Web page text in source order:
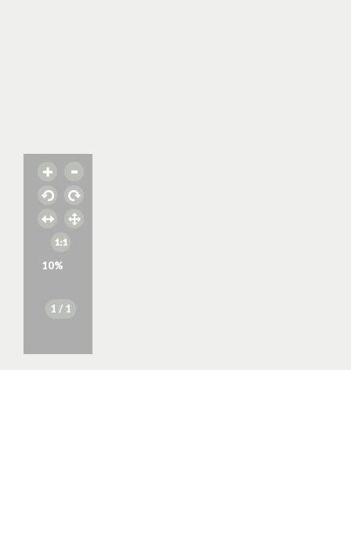
10%
1 / 1